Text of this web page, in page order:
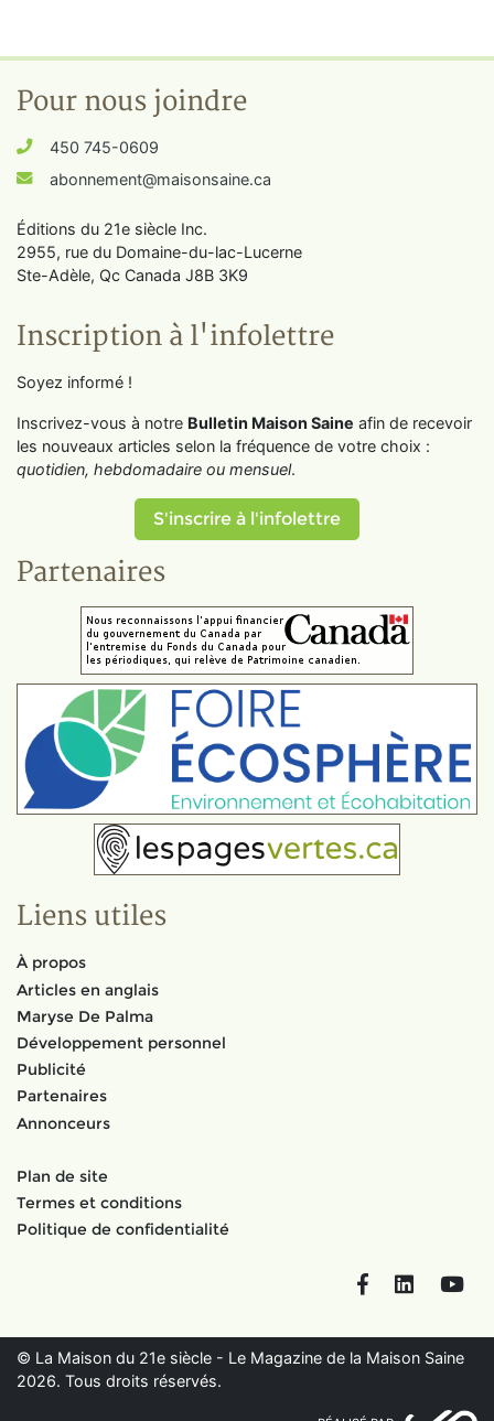
Pour nous joindre
450 745-0609
abonnement@maisonsaine.ca
Éditions du 21e siècle Inc.
2955, rue du Domaine-du-lac-Lucerne
Ste-Adèle, Qc Canada J8B 3K9
Inscription à l'infolettre
Soyez informé !
Inscrivez-vous à notre Bulletin Maison Saine afin de recevoir
les nouveaux articles selon la fréquence de votre choix :
quotidien, hebdomadaire ou mensuel.
S'inscrire à l'infolettre
Partenaires
Liens utiles
À propos
Articles en anglais
Maryse De Palma
Développement personnel
Publicité
Partenaires
Annonceurs
Plan de site
Termes et conditions
Politique de confidentialité
FacebookLinkedIn
© La Maison du 21e siècle - Le Magazine de la Maison Saine
2026. Tous droits réservés.